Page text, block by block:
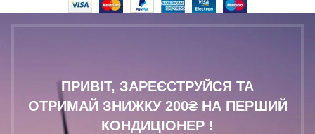
ПРИВІТ, ЗАРЕЄСТРУЙСЯ ТА
ОТРИМАЙ ЗНИЖКУ 200₴ НА ПЕРШИЙ
КОНДИЦІОНЕР !